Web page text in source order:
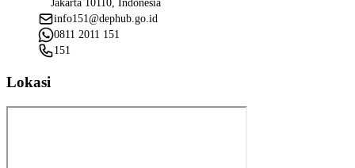
Jakarta 10110, Indonesia
info151@dephub.go.id
0811 2011 151
151
Lokasi